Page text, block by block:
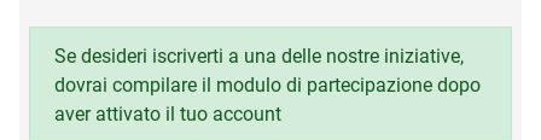
Se desideri iscriverti a una delle nostre iniziative,
dovrai compilare il modulo di partecipazione dopo
aver attivato il tuo account